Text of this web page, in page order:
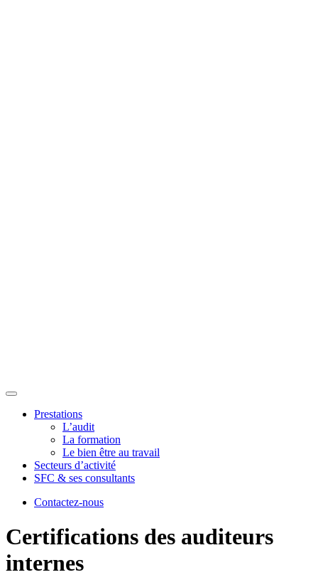
Prestations
L’audit
La formation
Le bien être au travail
Secteurs d’activité
SFC & ses consultants
Contactez-nous
Certifications des auditeurs
internes